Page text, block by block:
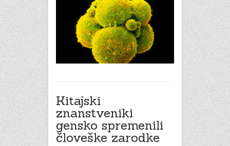
Kitajski
znanstveniki
gensko spremenili
človeške zarodke